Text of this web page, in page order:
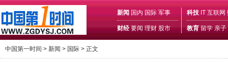
新闻 国内 国际 军事
财经 要闻 理财 股市
科技 IT 互联网
教育 留学 亲子
中国第一时间 > 新闻 > 国际 > 正文